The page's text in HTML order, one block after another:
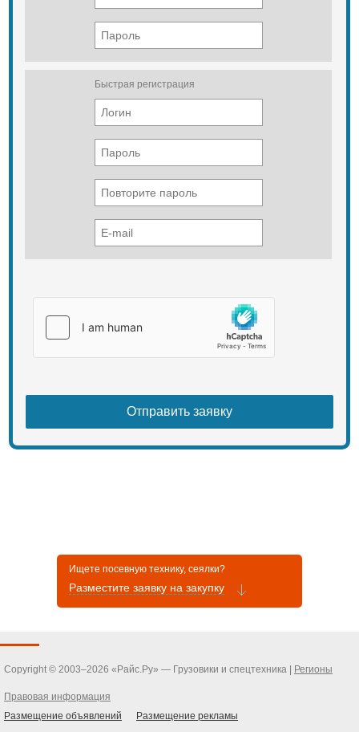
Быстрая регистрация
Ищете посевную технику, сеялки?
Разместите заявку на закупку
Copyright © 2003–2026 «Райс.Ру» — Грузовики и спецтехника | Регионы
Правовая информация
Размещение объявлений
Размещение рекламы